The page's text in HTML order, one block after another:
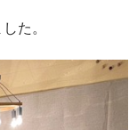
た。